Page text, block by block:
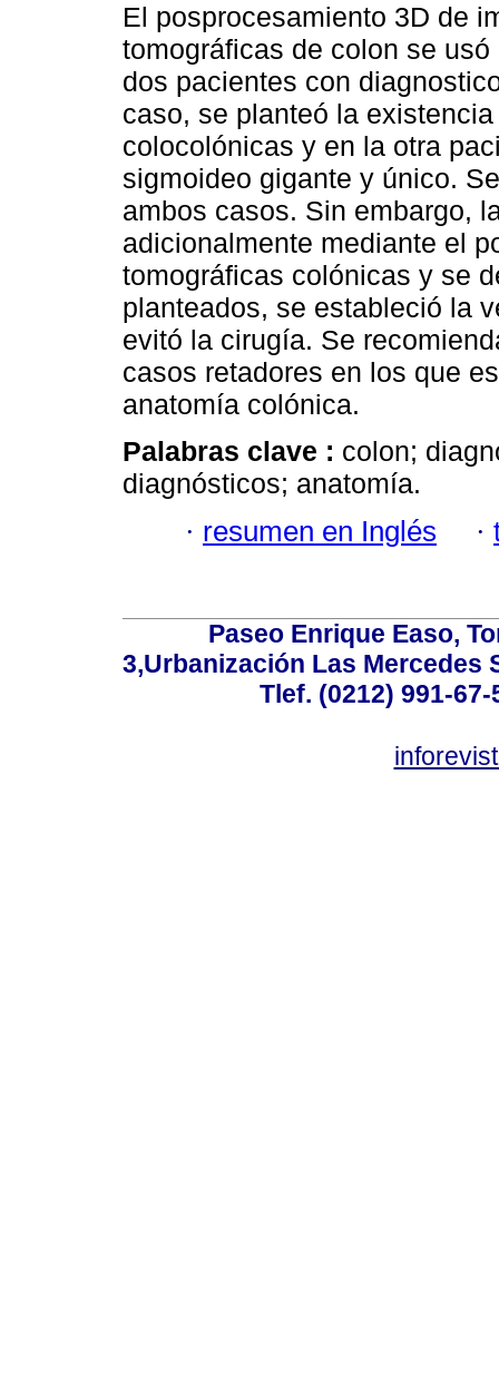
El posprocesamiento 3D de
tomográficas de colon se usó
dos pacientes con
caso, se planteó la
colocolónicas y en la otra
sigmoideo gigante y único.
ambos casos. Sin embargo,
adicionalmente mediante el
tomográficas colónicas y se
planteados, se estableció la
evitó la cirugía. Se
casos retadores en los que
anatomía colónica.
Palabras clave : colon;
diagnósticos; anatomía.
· resumen en Inglés ·
Paseo Enrique Easo,
3,Urbanización Las Mercedes
Tlef. (0212) 991-